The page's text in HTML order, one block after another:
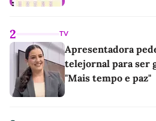
2 TV
Apresentadora
telejornal para ser
"Mais tempo e paz"